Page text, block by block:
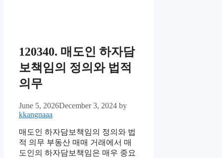
120340. 매도인 하자담
보책임의 정의와 법적
의무
June 5, 2026December 3, 2024 by
kkangnaaa
매도인 하자담보책임의 정의와 법
적 의무 부동산 매매 거래에서 매
도인의 하자담보책임은 매우 중요